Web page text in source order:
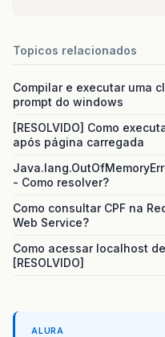
Topicos relacionados
Compilar e executar uma
prompt do windows
[RESOLVIDO] Como
após página carregada
- Como resolver?
Como consultar CPF na
Web Service?
Como acessar localhost
[RESOLVIDO]
ALURA